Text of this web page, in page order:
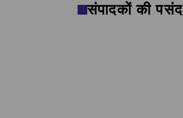
संपादकों की पसंद